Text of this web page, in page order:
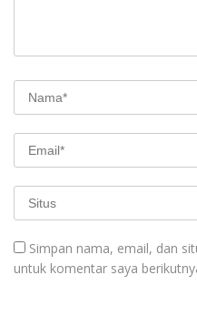
Simpan nama, email, dan
untuk komentar saya